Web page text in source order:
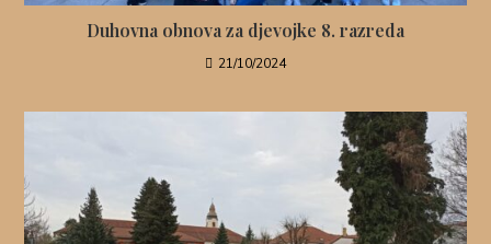
Duhovna obnova za djevojke 8. razreda
21/10/2024